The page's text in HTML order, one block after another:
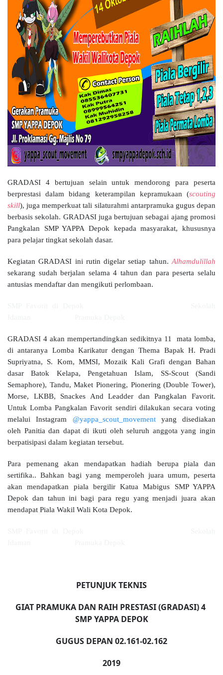
GRADASI 4 bertujuan selain untuk mendorong para peserta
berprestasi dalam bidang keterampilan kepramukaan (scouting
skill), juga memperkuat tali silaturahmi antarpramuka gugus depan
berbasis sekolah. GRADASI juga bertujuan sebagai ajang promosi
Pangkalan SMP YAPPA Depok kepada masyarakat, khususnya
para pelajar tingkat sekolah dasar.
Kegiatan GRADASI ini rutin digelar setiap tahun. Alhamdulillah
sekarang sudah berjalan selama 4 tahun dan para peserta selalu
antusias mendaftar dan mengikuti perlombaan.
GRADASI 4 akan mempertandingkan sedikitnya 11 mata lomba,
di antaranya Lomba Karikatur dengan Thema Bapak H. Pradi
Supriyatna, S. Kom, MMSI, Mozaik Kali Grafi dengan Bahan
dasar Batok Kelapa, Pengetahuan Islam, SS-Scout (Sandi
Semaphore), Tandu, Maket Pionering, Pionering (Double Tower),
Morse, LKBB, Snackes And Leadder dan Pangkalan Favorit.
Untuk Lomba Pangkalan Favorit sendiri dilakukan secara voting
melalui Instagram @yappa_scout_movementyang disediakan
oleh Panitia dan dapat di ikuti oleh seluruh anggota yang ingin
berpatisipasi dalam kegiatan tersebut.
Para pemenang akan mendapatkan hadiah berupa piala dan
sertifika.. Bahkan bagi yang memperoleh juara umum, peserta
akan mendapatkan piala bergilir Katua Mabigus SMP YAPPA
Depok dan tahun ini bagi para regu yang menjadi juara akan
mendapat Piala Wakil Wali Kota Depok.
PETUNJUK TEKNIS
GIAT PRAMUKA DAN RAIH PRESTASI (GRADASI)4
SMP YAPPA DEPOK
GUGUS DEPAN 02.161-02.162
2019